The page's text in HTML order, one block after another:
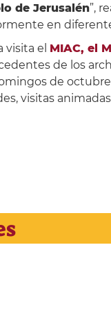
de Jerusalén”,
en
visita el MIAC, el
de los
de
visitas